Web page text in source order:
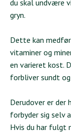
du skal undvære
gryn.
Dette kan
vitaminer og
en varieret kost.
forbliver sundt og
Derudover er der
forbyder sig selv
Hvis du har fulgt